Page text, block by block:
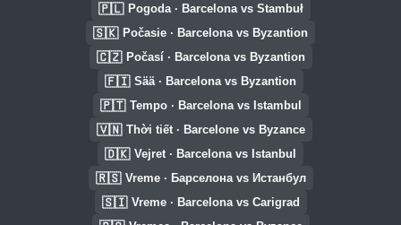
🇵🇱 Pogoda · Barcelona vs Stambuł
🇸🇰 Počasie · Barcelona vs Byzantion
🇨🇿 Počasí · Barcelona vs Byzantion
🇫🇮 Sää · Barcelona vs Byzantion
🇵🇹 Tempo · Barcelona vs Istambul
🇻🇳 Thời tiết · Barcelone vs Byzance
🇩🇰 Vejret · Barcelona vs Istanbul
🇷🇸 Vreme · Барселона vs Истанбул
🇸🇮 Vreme · Barcelona vs Carigrad